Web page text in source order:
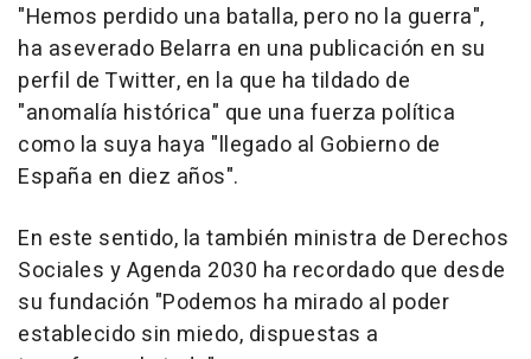
"Hemos perdido una batalla, pero no la guerra",
ha aseverado Belarra en una publicación en su
perfil de Twitter, en la que ha tildado de
"anomalía histórica" que una fuerza política
como la suya haya "llegado al Gobierno de
España en diez años".
En este sentido, la también ministra de Derechos
Sociales y Agenda 2030 ha recordado que desde
su fundación "Podemos ha mirado al poder
establecido sin miedo, dispuestas a